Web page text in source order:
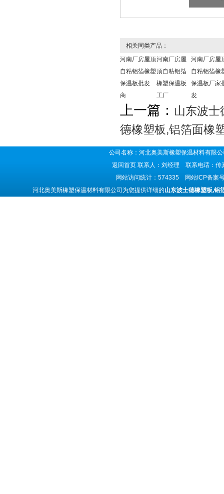
相关同类产品：
河南厂房屋顶
自粘铝箔橡塑
保温板批发
商
河南厂房屋
顶自粘铝箔
橡塑保温板
工厂
河南厂房屋
自粘铝箔橡
保温板厂家
发
上一篇： 山东波士
德橡塑板,铝箔面橡
公司名称：河北奥美斯橡塑保温材料有
返回首页 联系人：刘经理 联系电话：
网站访问统计：574335 网站ICP备案
河北奥美斯橡塑保温材料有限公司为您提供详细的山东波士德橡塑板,铝